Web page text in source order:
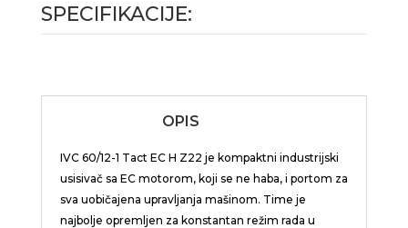
SPECIFIKACIJE:
OPIS
IVC 60/12-1 Tact EC H Z22 je kompaktni industrijski
usisivač sa EC motorom, koji se ne haba, i portom za
sva uobičajena upravljanja mašinom. Time je
najbolje opremljen za konstantan režim rada u